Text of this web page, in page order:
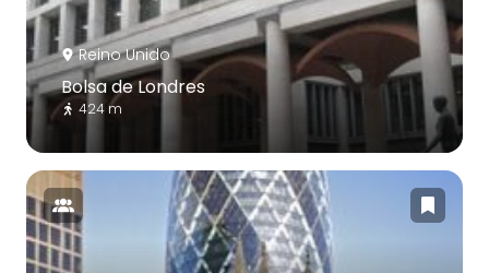
Reino Unido
Bolsa de Londres
424 m